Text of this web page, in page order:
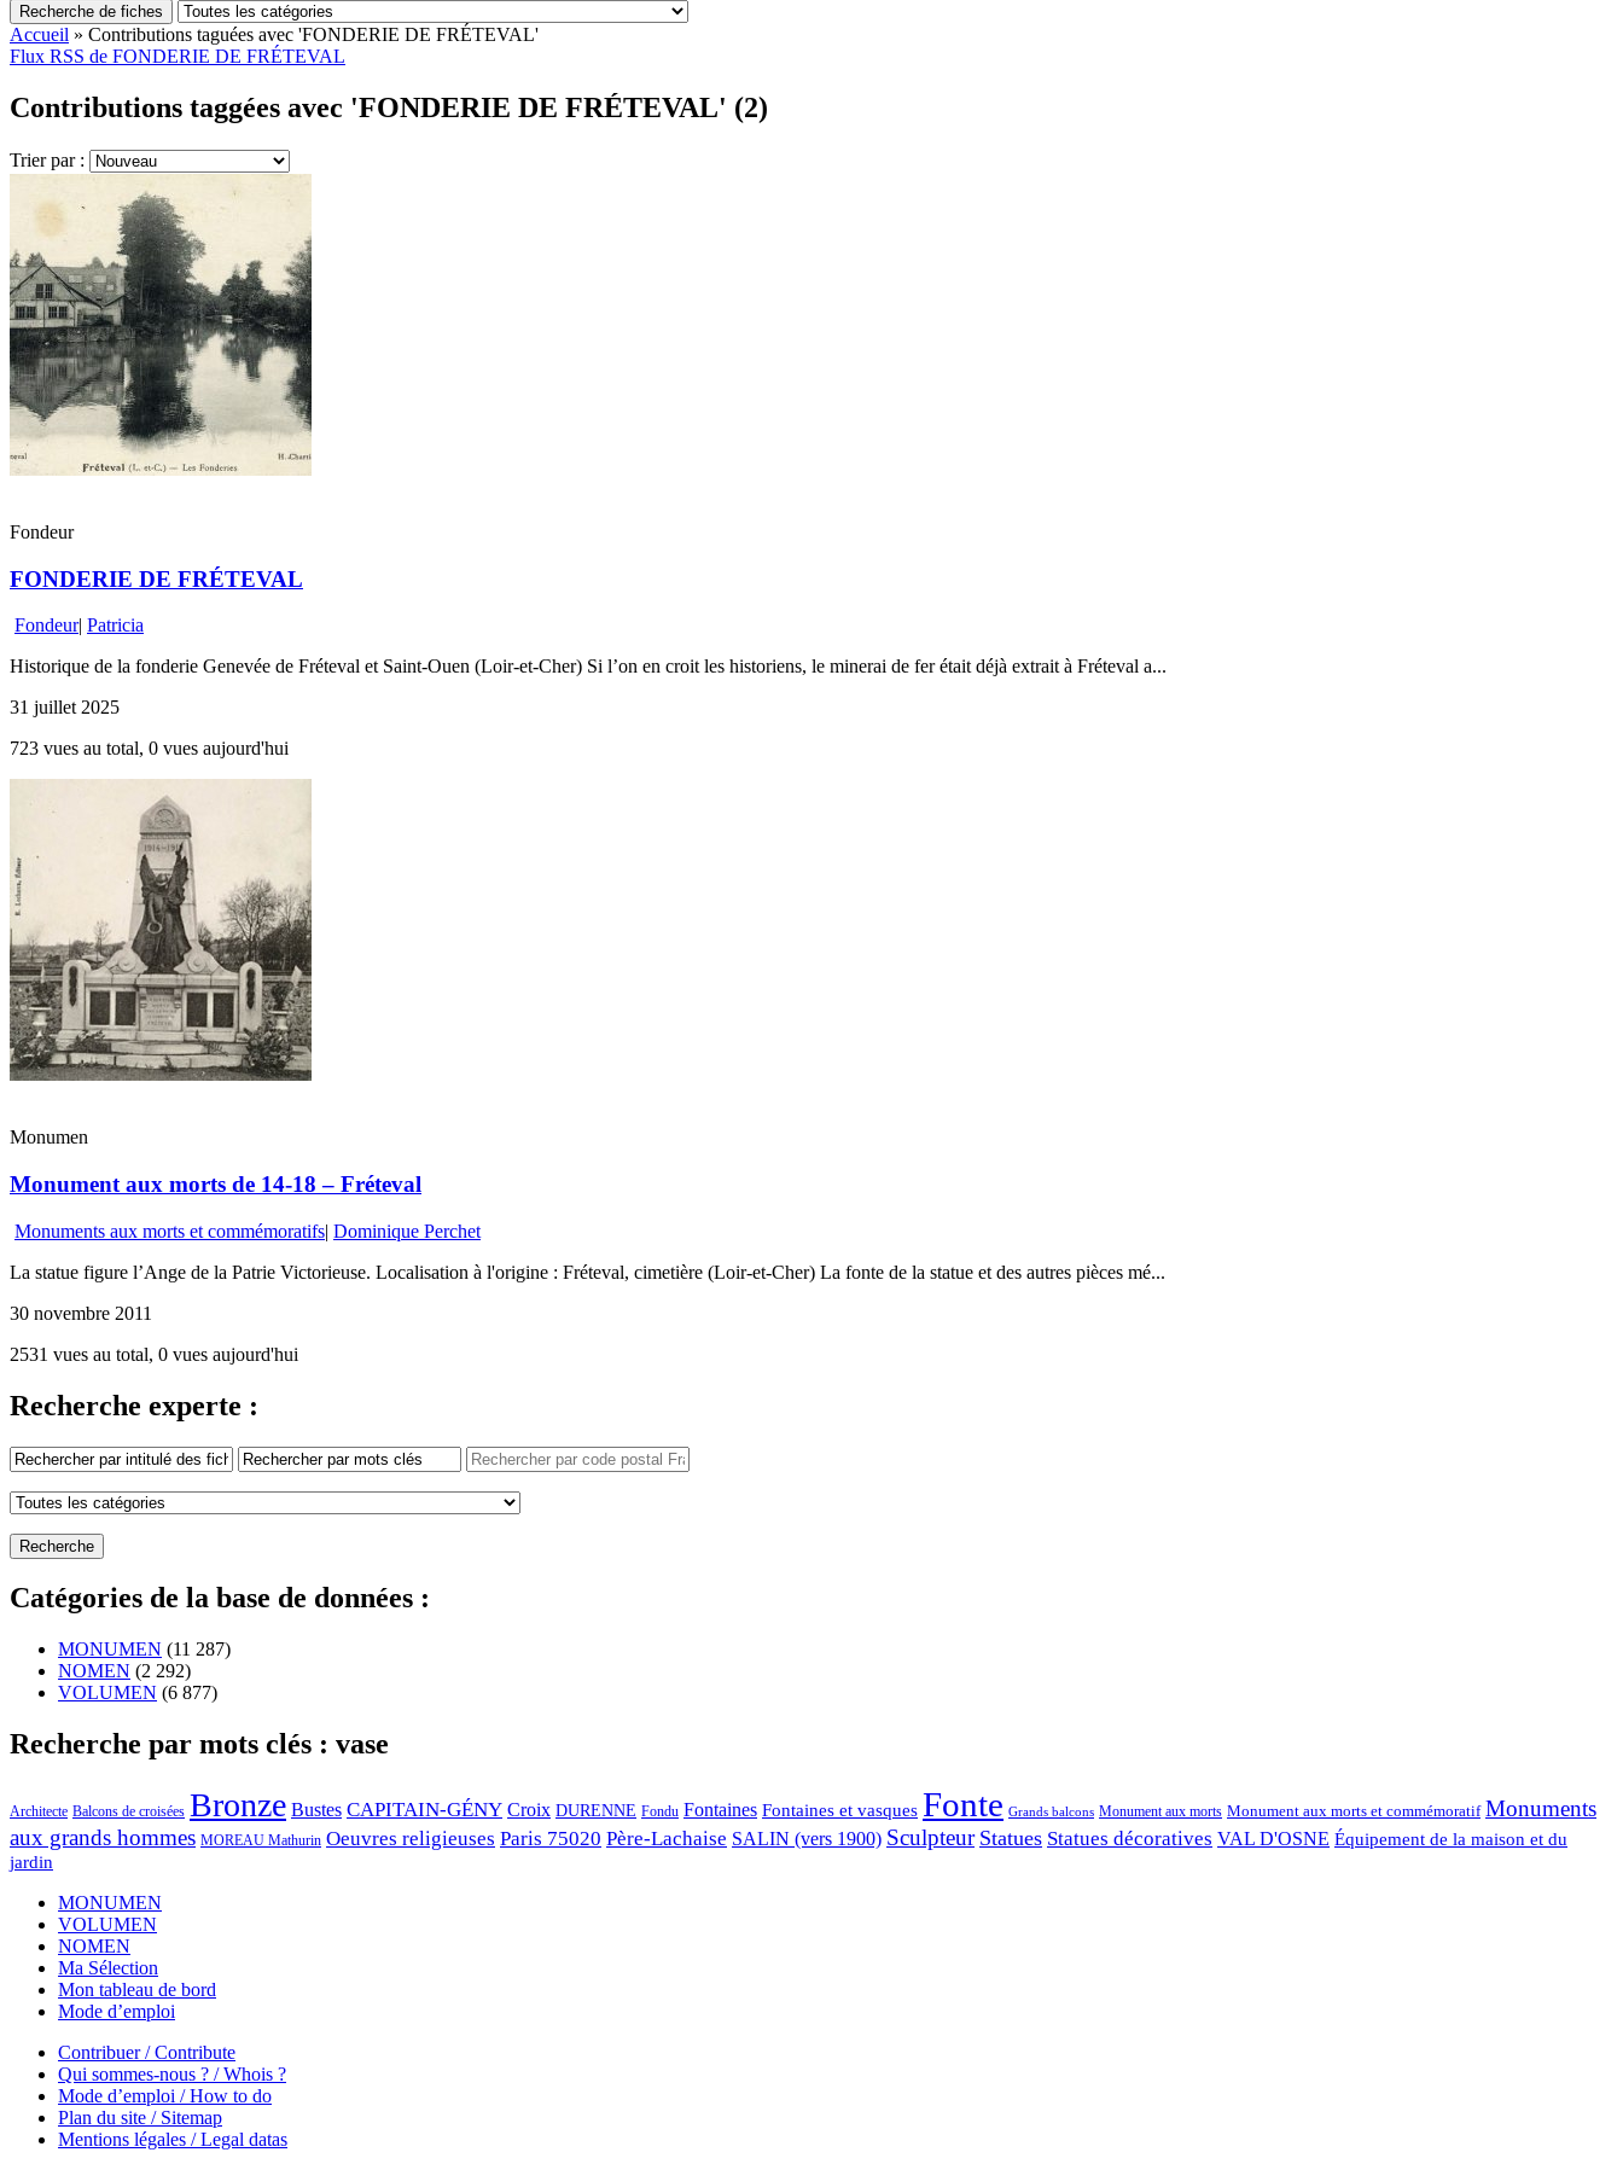
Recherche de fiches
Accueil » Contributions taguées avec 'FONDERIE DE FRÉTEVAL'
Flux RSS de FONDERIE DE FRÉTEVAL
Contributions taggées avec 'FONDERIE DE FRÉTEVAL' (2)
Trier par :
Fondeur
FONDERIE DE FRÉTEVAL
Fondeur| Patricia
Historique de la fonderie Genevée de Fréteval et Saint-Ouen (Loir-et-Cher) Si l’on en croit les historiens, le minerai de fer était déjà extrait à Fréteval a...
31 juillet 2025
723 vues au total, 0 vues aujourd'hui
Monumen
Monument aux morts de 14-18 – Fréteval
Monuments aux morts et commémoratifs| Dominique Perchet
La statue figure l’Ange de la Patrie Victorieuse. Localisation à l'origine : Fréteval, cimetière (Loir-et-Cher) La fonte de la statue et des autres pièces mé...
30 novembre 2011
2531 vues au total, 0 vues aujourd'hui
Recherche experte :
Catégories de la base de données :
MONUMEN (11 287)
NOMEN (2 292)
VOLUMEN (6 877)
Recherche par mots clés : vase
Architecte Balcons de croisées Bronze Bustes CAPITAIN-GÉNY Croix DURENNE Fondu Fontaines Fontaines et vasques Fonte Grands balcons Monument aux morts Monument aux morts et commémoratif Monuments
aux grands hommes MOREAU Mathurin Oeuvres religieuses Paris 75020 Père-Lachaise SALIN (vers 1900) Sculpteur Statues Statues décoratives VAL D'OSNE Équipement de la maison et du
jardin
MONUMEN
VOLUMEN
NOMEN
Ma Sélection
Mon tableau de bord
Mode d’emploi
Contribuer / Contribute
Qui sommes-nous ? / Whois ?
Mode d’emploi / How to do
Plan du site / Sitemap
Mentions légales / Legal datas